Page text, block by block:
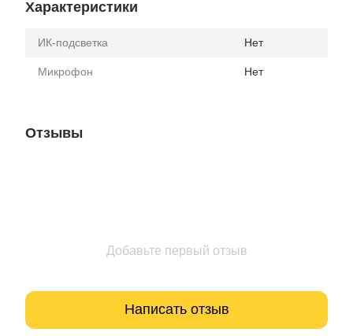
Характеристики
ИК-подсветка Нет
Микрофон Нет
Отзывы
Добавьте первый отзыв
Написать отзыв